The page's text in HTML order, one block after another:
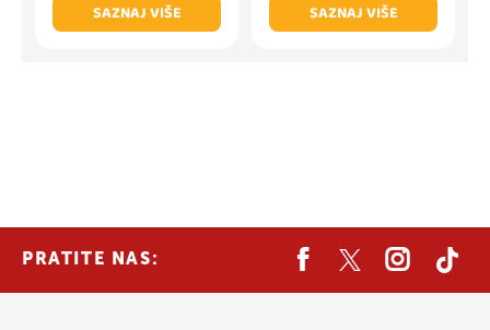
SAZNAJ VIŠE
SAZNAJ VIŠE
PRATITE NAS: